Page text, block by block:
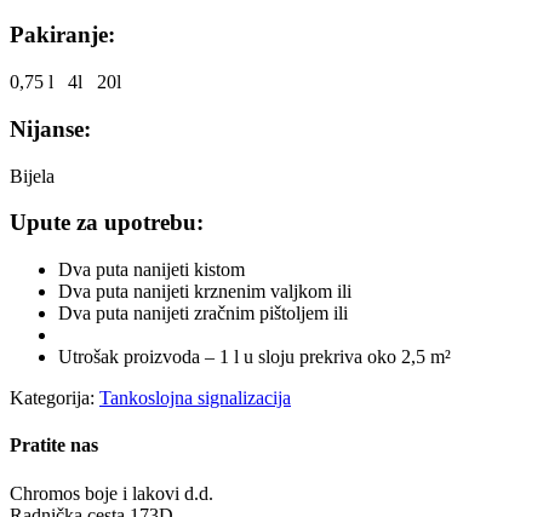
Pakiranje:
0,75 l 4l 20l
Nijanse:
Bijela
Upute za upotrebu:
Dva puta nanijeti kistom
Dva puta nanijeti krznenim valjkom ili
Dva puta nanijeti zračnim pištoljem ili
Utrošak proizvoda – 1 l u sloju prekriva oko 2,5 m²
Kategorija: Tankoslojna signalizacija
Pratite nas
Chromos boje i lakovi d.d.